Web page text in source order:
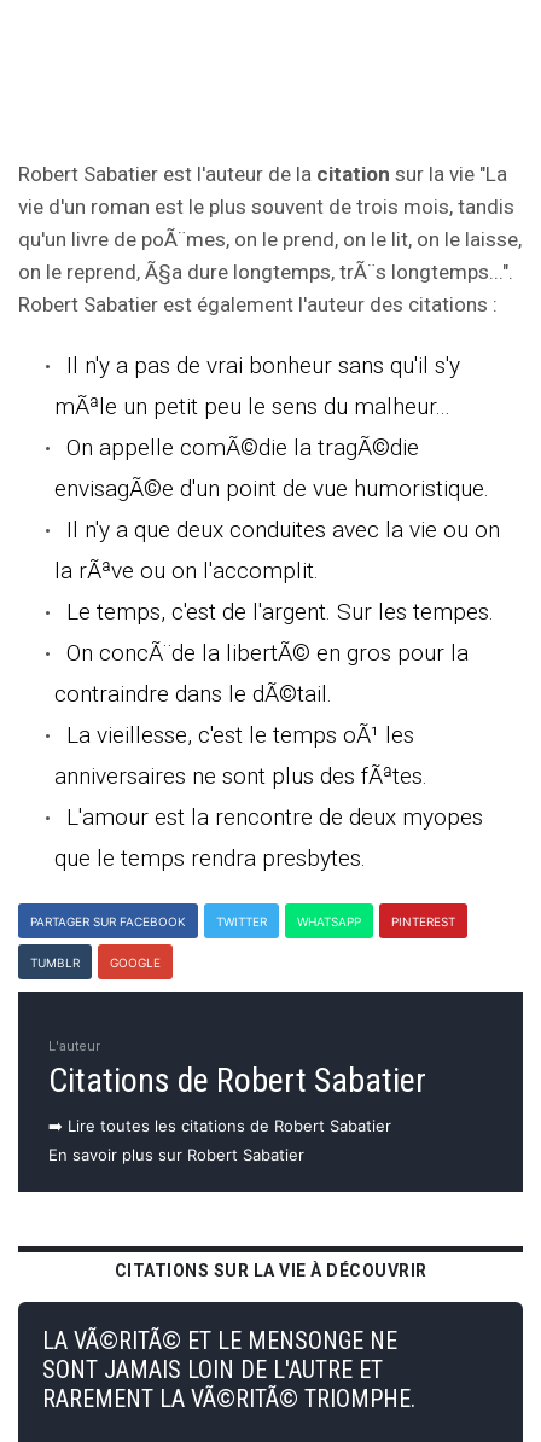
Robert Sabatier est l'auteur de la citation sur la vie "La
vie d'un roman est le plus souvent de trois mois, tandis
qu'un livre de poÃ¨mes, on le prend, on le lit, on le laisse,
on le reprend, Ã§a dure longtemps, trÃ¨s longtemps...".
Robert Sabatier est également l'auteur des citations :
Il n'y a pas de vrai bonheur sans qu'il s'y
mÃªle un petit peu le sens du malheur...
On appelle comÃ©die la tragÃ©die
envisagÃ©e d'un point de vue humoristique.
Il n'y a que deux conduites avec la vie ou on
la rÃªve ou on l'accomplit.
Le temps, c'est de l'argent. Sur les tempes.
On concÃ¨de la libertÃ© en gros pour la
contraindre dans le dÃ©tail.
La vieillesse, c'est le temps oÃ¹ les
anniversaires ne sont plus des fÃªtes.
L'amour est la rencontre de deux myopes
que le temps rendra presbytes.
PARTAGER SUR FACEBOOK TWITTER WHATSAPP PINTEREST
TUMBLR GOOGLE
L'auteur
Citations de Robert Sabatier
➡️ Lire toutes les citations de Robert Sabatier
En savoir plus sur Robert Sabatier
CITATIONS SUR LA VIE À DÉCOUVRIR
LA VÃ©RITÃ© ET LE MENSONGE NE
SONT JAMAIS LOIN DE L'AUTRE ET
RAREMENT LA VÃ©RITÃ© TRIOMPHE.